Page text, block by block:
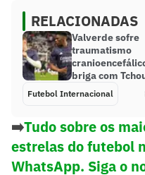
RELACIONADAS
Valverde sofre
traumatismo
briga com
Futebol Internacional
➡️Tudo sobre os
estrelas do futebol
WhatsApp. Siga o